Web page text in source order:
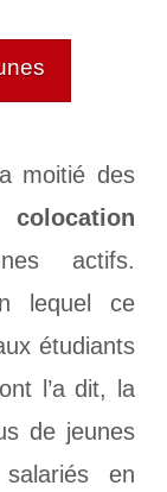
moitié des
colocation
actifs.
lequel ce
étudiants
l’a dit, la
de jeunes
en